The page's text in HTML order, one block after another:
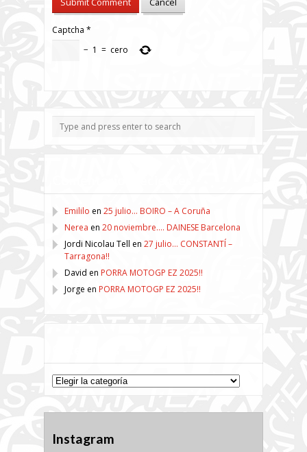
Captcha *
− 1 = cero
Emililo en 25 julio… BOIRO – A Coruña
Nerea en 20 noviembre…. DAINESE Barcelona
Jordi Nicolau Tell en 27 julio… CONSTANTÍ –
Tarragona!!
David en PORRA MOTOGP EZ 2025!!
Jorge en PORRA MOTOGP EZ 2025!!
Categorías
Instagram